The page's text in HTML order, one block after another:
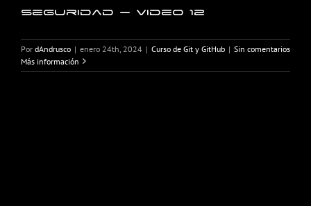
seguridad – Video 12
Por dAndrusco | enero 24th, 2024 | Curso de Git y GitHub | Sin comentarios
Más información